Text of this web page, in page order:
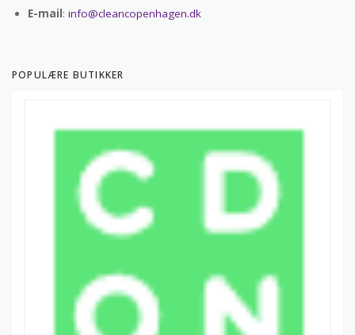
E-mail: info@cleancopenhagen.dk
POPULÆRE BUTIKKER